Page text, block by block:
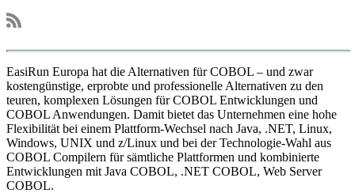
EasiRun Europa hat die Alternativen für COBOL – und zwar
kostengünstige, erprobte und professionelle Alternativen zu den
teuren, komplexen Lösungen für COBOL Entwicklungen und
COBOL Anwendungen. Damit bietet das Unternehmen eine hohe
Flexibilität bei einem Plattform-Wechsel nach Java, .NET, Linux,
Windows, UNIX und z/Linux und bei der Technologie-Wahl aus
COBOL Compilern für sämtliche Plattformen und kombinierte
Entwicklungen mit Java COBOL, .NET COBOL, Web Server
COBOL.